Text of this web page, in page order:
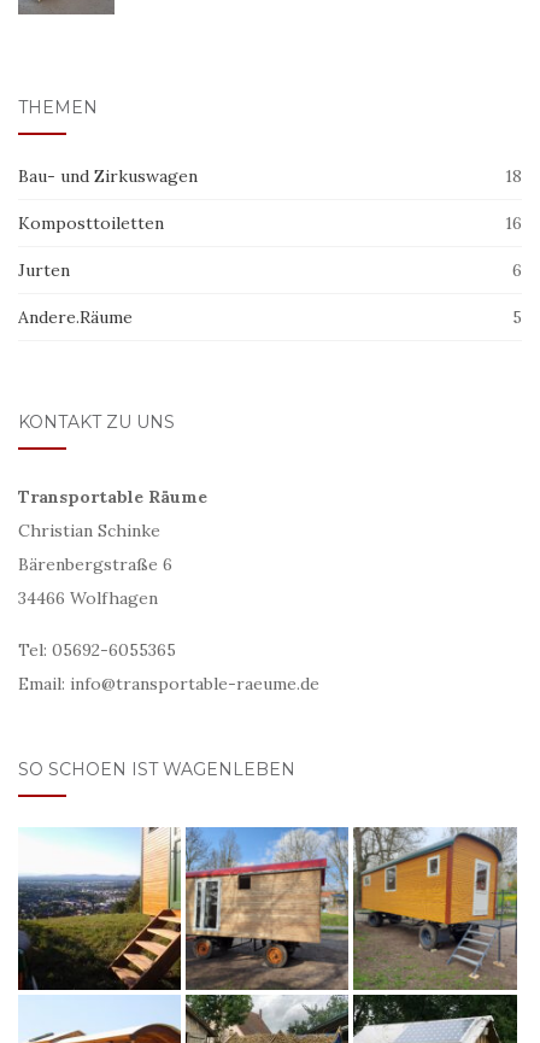
THEMEN
Bau- und Zirkuswagen 18
Komposttoiletten 16
Jurten 6
Andere.Räume 5
KONTAKT ZU UNS
Transportable Räume
Christian Schinke
Bärenbergstraße 6
34466 Wolfhagen
Tel: 05692-6055365
Email: info@transportable-raeume.de
SO SCHOEN IST WAGENLEBEN